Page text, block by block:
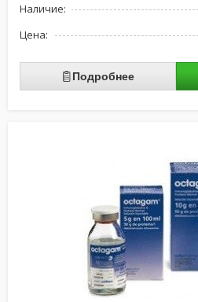
Наличие:
Цена:
Подробнее